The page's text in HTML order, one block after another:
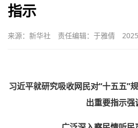
指示
来源：新华社 责任编辑：于雅倩
习近平就研究吸收网民对“十五五”
出重要指示强